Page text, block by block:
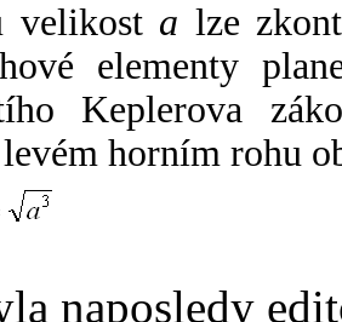
velikost a lze
elementy
Keplerova
horním rohu
naposledy